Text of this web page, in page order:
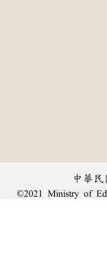
中華
©2021 Ministry of